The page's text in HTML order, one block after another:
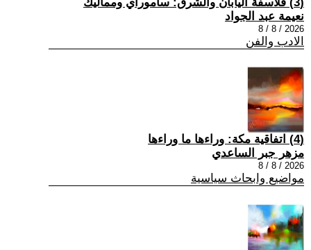
نعيمة عبد الجواد
2026 / 8 / 8
الادب والفن
(4) اتفاقية مكة: وراءها ما وراءها
مزهر جبر الساعدي
2026 / 8 / 8
مواضيع وابحاث سياسية